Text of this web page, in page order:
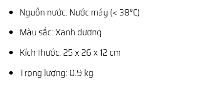
Nguồn nước: Nước máy (< 38°C)
Màu sắc: Xanh dương
Kích thước: 25 x 26 x 12 cm
Trọng lượng: 0.9 kg